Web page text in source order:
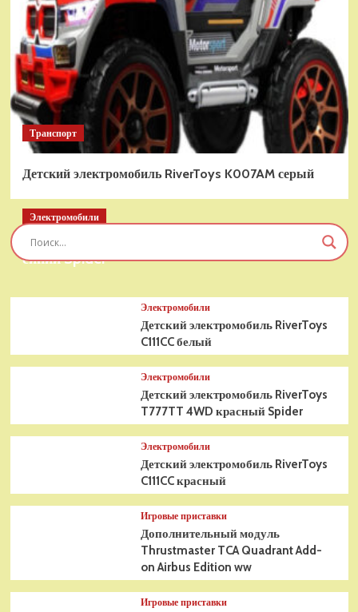
Транспорт
Детский электромобиль RiverToys K007AM серый
Электромобили
Детский электромобиль RiverToys T777TT 4WD
синий Spider
Электромобили
Детский электромобиль RiverToys
C111CC белый
Электромобили
Детский электромобиль RiverToys
T777TT 4WD красный Spider
Электромобили
Детский электромобиль RiverToys
C111CC красный
Игровые приставки
Дополнительный модуль
Thrustmaster TCA Quadrant Add-
on Airbus Edition ww
Игровые приставки